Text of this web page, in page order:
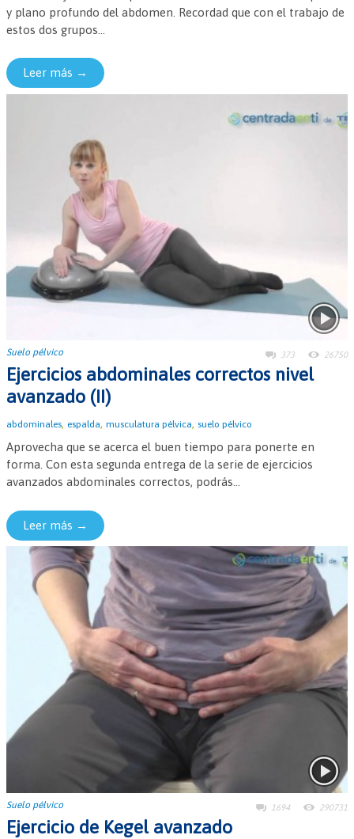
y plano profundo del abdomen. Recordad que con el trabajo de
estos dos grupos...
Leer más →
Suelo pélvico 373 26750
Ejercicios abdominales correctos nivel
avanzado (II)
abdominales, espalda, musculatura pélvica, suelo pélvico
Aprovecha que se acerca el buen tiempo para ponerte en
forma. Con esta segunda entrega de la serie de ejercicios
avanzados abdominales correctos, podrás...
Leer más →
Suelo pélvico 1694 290731
Ejercicio de Kegel avanzado